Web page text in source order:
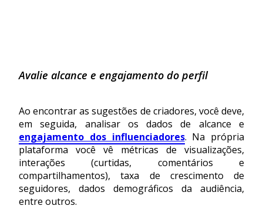
Avalie alcance e engajamento do perfil
Ao encontrar as sugestões de criadores, você deve,
em seguida, analisar os dados de alcance e
engajamento dos influenciadores. Na própria
plataforma você vê métricas de visualizações,
interações (curtidas, comentários e
compartilhamentos), taxa de crescimento de
seguidores, dados demográficos da audiência,
entre outros.